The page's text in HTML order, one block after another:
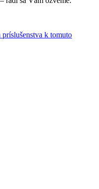
k tomuto